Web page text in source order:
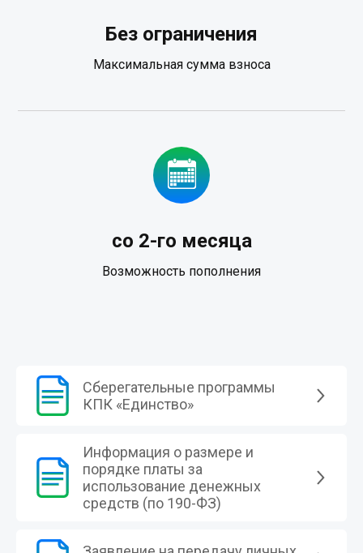
Без ограничения
Максимальная сумма взноса
со 2-го месяца
Возможность пополнения
Сберегательные программы
КПК «Единство»
Информация о размере и
порядке платы за
использование денежных
средств (по 190-ФЗ)